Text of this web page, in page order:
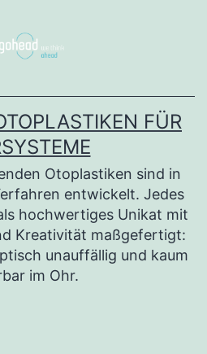
FÜR
Otoplastiken sind in
entwickelt. Jedes
hochwertiges Unikat mit
Kreativität maßgefertigt:
unauffällig und kaum
im Ohr.